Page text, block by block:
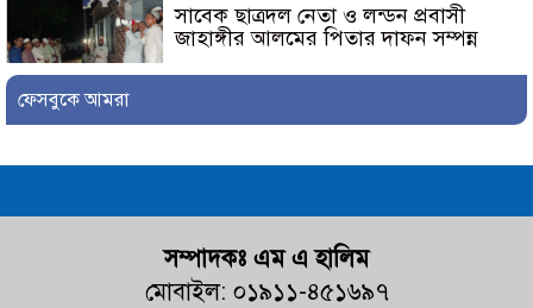
সাবেক ছাত্রদল নেতা ও লন্ডন প্রবাসী
জাহাঙ্গীর আলমের পিতার দাফন সম্পন্ন
‘মিথ্যা ও ভিত্তিহীন’ দাবি করে চম্পা
নুরনগরে গ্রাম্য ডাক্তারের ভুল চিকিৎসার
কারণে রোগীর মৃ+ত্যুর অভিযোগ,
ঘটনাস্থলে পুলিশ
ফেসবুকে আমরা
সম্পাদকঃ এম এ হালিম
মোবাইল: ০১৯১১-৪৫১৬৯৭